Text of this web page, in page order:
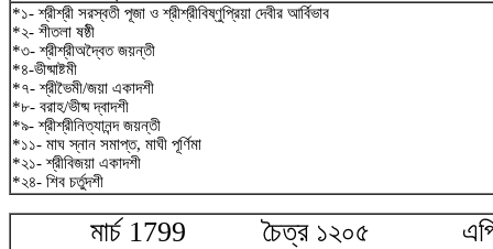
*১- শ্রীশ্রী সরস্বতী পূজা ও শ্রীশ্রীবিষ্ণুপ্রিয়া দেবীর আর্বিভাব
*২- শীতলা ষষ্ঠী
*৩- শ্রীশ্রীঅদ্বৈত জয়ন্তী
*৪-ভীষ্মাষ্টমী
*৭- শ্রীভৈমী/জয়া একাদশী
*৮- বরাহ/ভীষ্ম দ্বাদশী
*৯- শ্রীশ্রীনিত্যানন্দ জয়ন্তী
*১১- মাঘ স্নান সমাপ্ত, মাঘী পূর্ণিমা
*২১- শ্রীবিজয়া একাদশী
*২৪- শিব চর্তুদশী
মার্চ 1799 চৈত্র ১২০৫